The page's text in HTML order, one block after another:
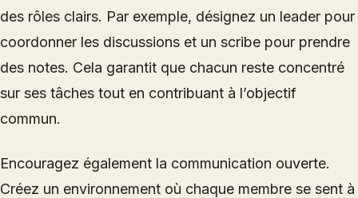
des rôles clairs. Par exemple, désignez un leader pour
coordonner les discussions et un scribe pour prendre
des notes. Cela garantit que chacun reste concentré
sur ses tâches tout en contribuant à l’objectif
commun.
Encouragez également la communication ouverte.
Créez un environnement où chaque membre se sent à